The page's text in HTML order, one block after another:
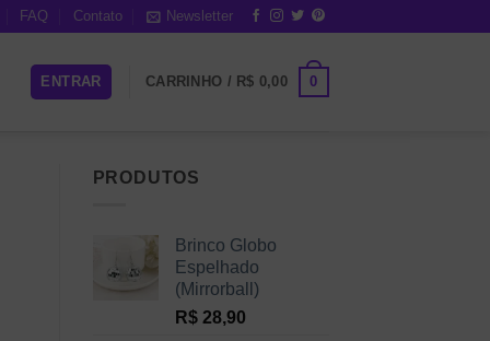
FAQ Contato Newsletter
ENTRAR CARRINHO / R$ 0,00 0
PRODUTOS
Brinco Globo
Espelhado
(Mirrorball)
R$28,90